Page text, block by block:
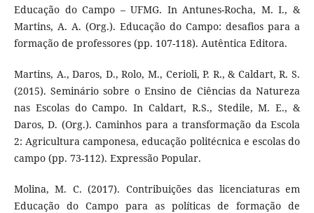
Educação do Campo – UFMG. In Antunes-Rocha, M. I., &
Martins, A. A. (Org.). Educação do Campo: desafios para a
formação de professores (pp. 107-118). Autêntica Editora.
Martins, A., Daros, D., Rolo, M., Cerioli, P. R., & Caldart, R. S.
(2015). Seminário sobre o Ensino de Ciências da Natureza
nas Escolas do Campo. In Caldart, R.S., Stedile, M. E., &
Daros, D. (Org.). Caminhos para a transformação da Escola
2: Agricultura camponesa, educação politécnica e escolas do
campo (pp. 73-112). Expressão Popular.
Molina, M. C. (2017). Contribuições das licenciaturas em
Educação do Campo para as políticas de formação de